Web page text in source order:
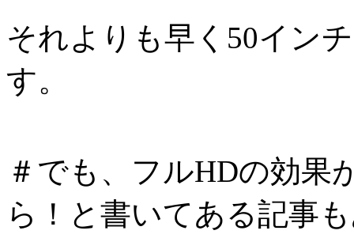
それよりも早く50イン
す。
＃でも、フルHDの効果
ら！と書いてある記事